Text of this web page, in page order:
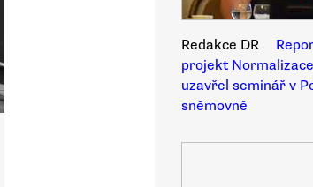
Redakce DR
projekt
uzavřel seminář v
sněmovně